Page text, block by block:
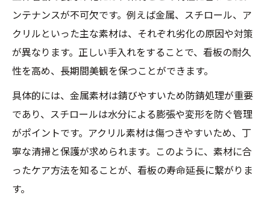
ンテナンスが不可欠です。例えば金属、スチロール、ア
クリルといった主な素材は、それぞれ劣化の原因や対策
が異なります。正しい手入れをすることで、看板の耐久
性を高め、長期間美観を保つことができます。
具体的には、金属素材は錆びやすいため防錆処理が重要
であり、スチロールは水分による膨張や変形を防ぐ管理
がポイントです。アクリル素材は傷つきやすいため、丁
寧な清掃と保護が求められます。このように、素材に合
ったケア方法を知ることが、看板の寿命延長に繋がりま
す。